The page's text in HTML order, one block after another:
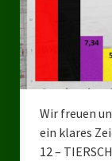
Wahlen
Unsere
Wir freuen
ein klares
12 –